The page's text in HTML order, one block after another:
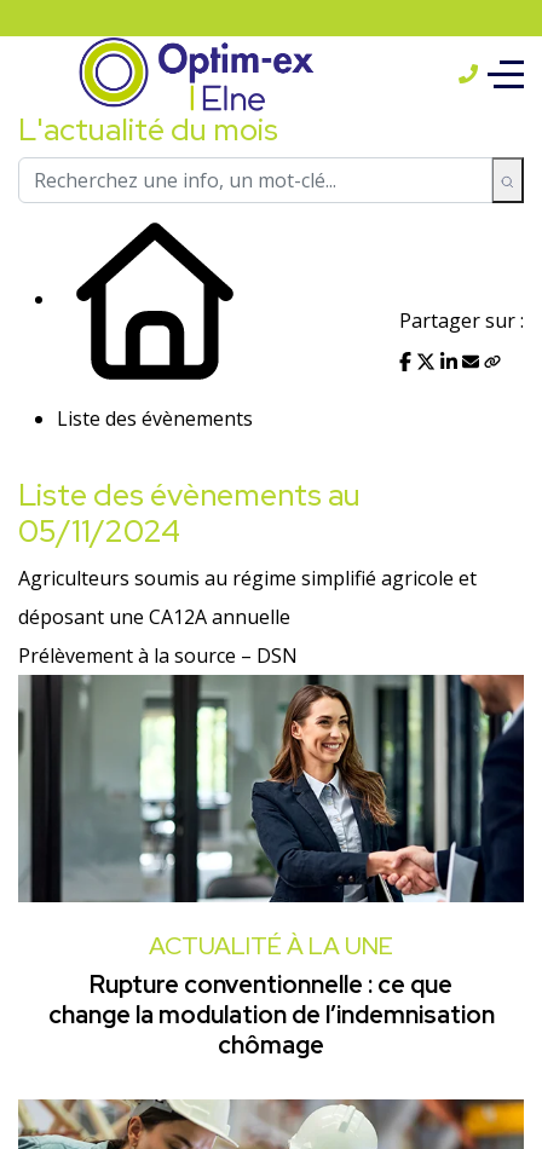
L'actualité du mois
Liste des évènements
Partager sur :
Liste des évènements au
05/11/2024
Agriculteurs soumis au régime simplifié agricole et
déposant une CA12A annuelle
Prélèvement à la source – DSN
ACTUALITÉ À LA UNE
Rupture conventionnelle : ce que
change la modulation de l’indemnisation
chômage